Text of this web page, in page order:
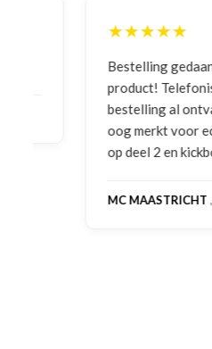
★★★★★
Bestelling gedaan
product! Telefonisch
bestelling al ontvangen
oog merkt voor echte
op deel 2 en kickboksen
MC MAASTRICHT, NL |